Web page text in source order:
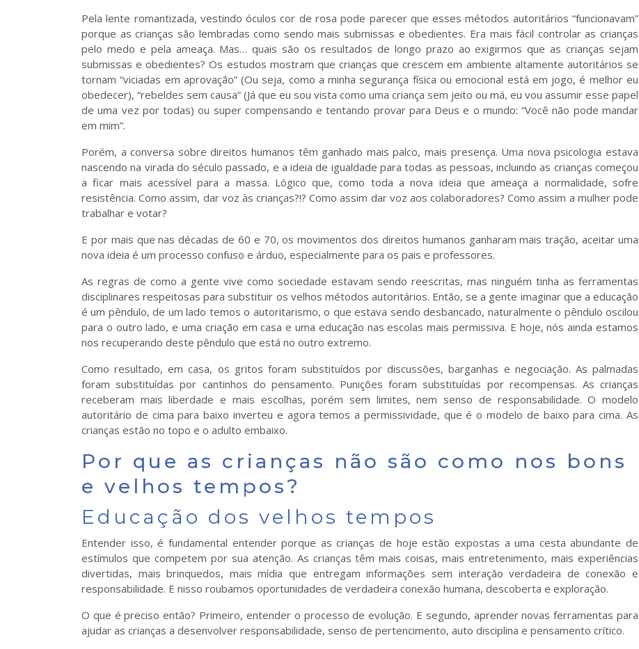
Pela lente romantizada, vestindo óculos cor de rosa pode parecer que esses métodos autoritários “funcionavam”
porque as crianças são lembradas como sendo mais submissas e obedientes. Era mais fácil controlar as crianças
pelo medo e pela ameaça. Mas… quais são os resultados de longo prazo ao exigirmos que as crianças sejam
submissas e obedientes? Os estudos mostram que crianças que crescem em ambiente altamente autoritários se
tornam “viciadas em aprovação” (Ou seja, como a minha segurança física ou emocional está em jogo, é melhor eu
obedecer), “rebeldes sem causa” (Já que eu sou vista como uma criança sem jeito ou má, eu vou assumir esse papel
de uma vez por todas) ou super compensando e tentando provar para Deus e o mundo: “Você não pode mandar
em mim”.
Porém, a conversa sobre direitos humanos têm ganhado mais palco, mais presença. Uma nova psicologia estava
nascendo na virada do século passado, e a ideia de igualdade para todas as pessoas, incluindo as crianças começou
a ficar mais acessível para a massa. Lógico que, como toda a nova ideia que ameaça a normalidade, sofre
resistência. Como assim, dar voz às crianças?!? Como assim dar voz aos colaboradores? Como assim a mulher pode
trabalhar e votar?
E por mais que nas décadas de 60 e 70, os movimentos dos direitos humanos ganharam mais tração, aceitar uma
nova ideia é um processo confuso e árduo, especialmente para os pais e professores.
As regras de como a gente vive como sociedade estavam sendo reescritas, mas ninguém tinha as ferramentas
disciplinares respeitosas para substituir os velhos métodos autoritários. Então, se a gente imaginar que a educação
é um pêndulo, de um lado temos o autoritarismo, o que estava sendo desbancado, naturalmente o pêndulo oscilou
para o outro lado, e uma criação em casa e uma educação nas escolas mais permissiva. E hoje, nós ainda estamos
nos recuperando deste pêndulo que está no outro extremo.
Como resultado, em casa, os gritos foram substituídos por discussões, barganhas e negociação. As palmadas
foram substituídas por cantinhos do pensamento. Punições foram substituídas por recompensas. As crianças
receberam mais liberdade e mais escolhas, porém sem limites, nem senso de responsabilidade. O modelo
autoritário de cima para baixo inverteu e agora temos a permissividade, que é o modelo de baixo para cima. As
crianças estão no topo e o adulto embaixo.
Por que as crianças não são como nos bons
e velhos tempos?
Educação dos velhos tempos
Entender isso, é fundamental entender porque as crianças de hoje estão expostas a uma cesta abundante de
estímulos que competem por sua atenção. As crianças têm mais coisas, mais entretenimento, mais experiências
divertidas, mais brinquedos, mais mídia que entregam informações sem interação verdadeira de conexão e
responsabilidade. E nisso roubamos oportunidades de verdadeira conexão humana, descoberta e exploração.
O que é preciso então? Primeiro, entender o processo de evolução. E segundo, aprender novas ferramentas para
ajudar as crianças a desenvolver responsabilidade, senso de pertencimento, auto disciplina e pensamento crítico.